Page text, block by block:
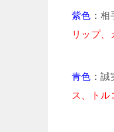
紫色 ：
リップ、
青色 ：
ス、トル